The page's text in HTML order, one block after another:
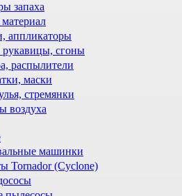
запаха
аппликаторы
сгоны
распылители
маски
стремянки
воздуха
машинки
Tornador (Cyclone)